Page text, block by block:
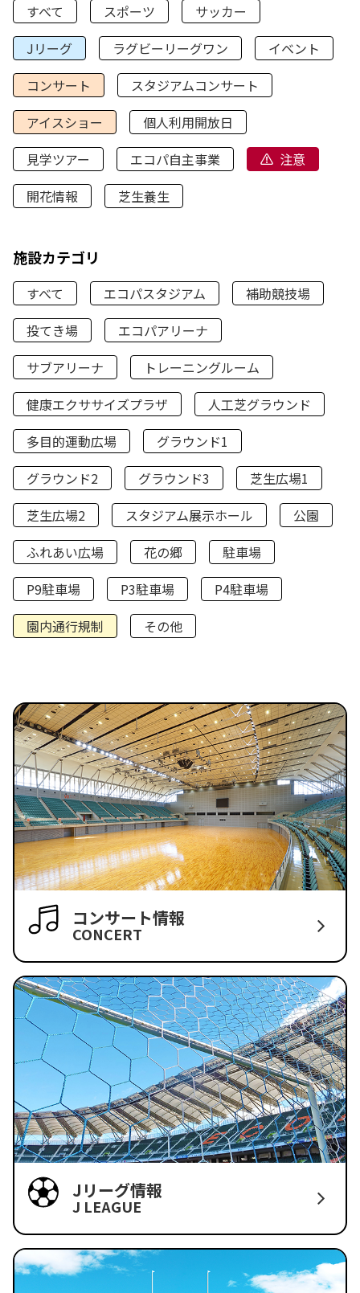
すべて スポーツ
サッカー
Jリーグ
ラグビーリーグワン
イベント
コンサート
スタジアムコンサート
アイスショー
個人利用開放日
見学ツアー
エコパ自主事業
注意
開花情報
芝生養生
施設カテゴリ
すべて エコパスタジアム
補助競技場
投てき場
エコパアリーナ
サブアリーナ
トレーニングルーム
健康エクササイズプラザ
人工芝グラウンド
多目的運動広場
グラウンド1
グラウンド2
グラウンド3
芝生広場1
芝生広場2
スタジアム展示ホール
公園
ふれあい広場
花の郷
駐車場
P9駐車場
P3駐車場
P4駐車場
園内通行規制
その他
コンサート情報
CONCERT
Jリーグ情報
J LEAGUE